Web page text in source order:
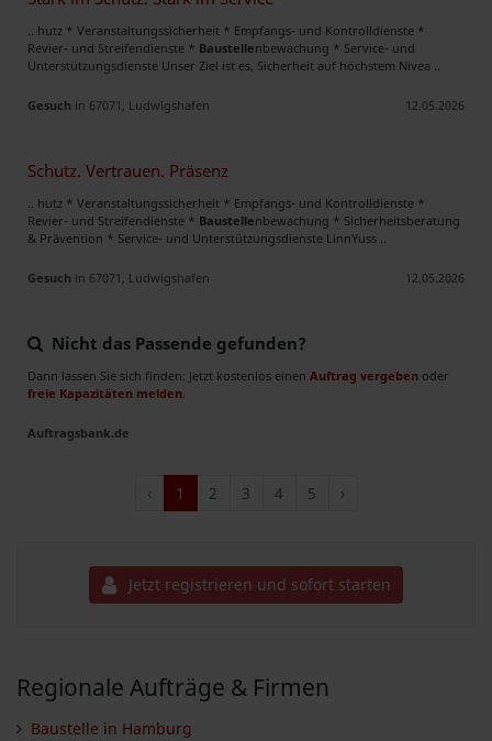
.. hutz * Veranstaltungssicherheit * Empfangs- und Kontrolldienste *
Revier- und Streifendienste * Baustellenbewachung * Service- und
Unterstützungsdienste Unser Ziel ist es, Sicherheit auf höchstem Nivea ..
Gesuch in 67071, Ludwigshafen 12.05.2026
Schutz. Vertrauen. Präsenz
.. hutz * Veranstaltungssicherheit * Empfangs- und Kontrolldienste *
Revier- und Streifendienste * Baustellenbewachung * Sicherheitsberatung
& Prävention * Service- und Unterstützungsdienste LinnYuss ..
Gesuch in 67071, Ludwigshafen 12.05.2026
Nicht das Passende gefunden?
Dann lassen Sie sich finden: Jetzt kostenlos einen Auftrag vergeben oder
freie Kapazitäten melden.
Auftragsbank.de
‹ 1 2 3 4 5 ›
Jetzt registrieren und sofort starten
Regionale Aufträge & Firmen
Baustelle in Hamburg